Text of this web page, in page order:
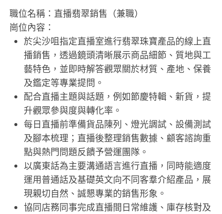
職位名稱：直播翡翠銷售（兼職）
崗位內容：
於尖沙咀指定直播室進行翡翠珠寶產品的線上直
播銷售，透過鏡頭清晰展示商品細節、質地與工
藝特色，並即時解答觀眾關於材質、產地、保養
及鑑定等專業提問。
配合直播主題與話題，例如節慶特輯、新貨，提
升觀眾參與度與轉化率。
每日直播前準備貨品陳列、燈光調試、設備測試
及腳本梳理；直播後整理銷售數據、顧客諮詢重
點與熱門問題反饋予營運團隊。
以廣東話為主要溝通語言進行直播，同時能適度
運用普通話及基礎英文向不同客羣介紹產品，展
現親切自然、誠懇專業的銷售形象。
協同店務同事完成直播間日常維護、庫存核對及